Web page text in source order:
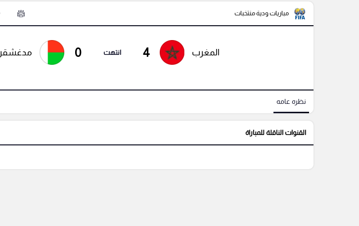
مباريات ودية منتخبات
المغرب 4 انتهت 0 مدغشقر
نظره عامه
القنوات الناقلة للمباراة